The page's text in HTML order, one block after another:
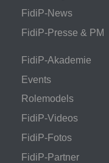
FidiP-News
FidiP-Presse & PM
FidiP-Akademie
Events
Rolemodels
FidiP-Videos
FidiP-Fotos
FidiP-Partner